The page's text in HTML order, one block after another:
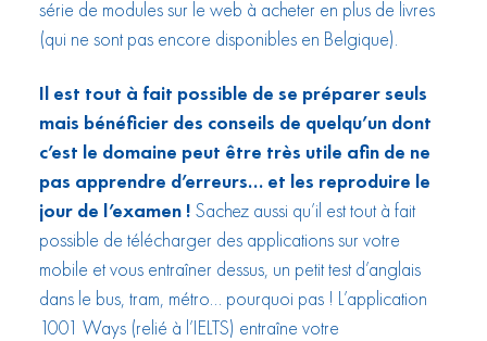
série de modules sur le web à acheter en plus de livres
(qui ne sont pas encore disponibles en Belgique).
Il est tout à fait possible de se préparer seuls
mais bénéficier des conseils de quelqu’un dont
c’est le domaine peut être très utile afin de ne
pas apprendre d’erreurs… et les reproduire le
jour de l’examen ! Sachez aussi qu’il est tout à fait
possible de télécharger des applications sur votre
mobile et vous entraîner dessus, un petit test d’anglais
dans le bus, tram, métro… pourquoi pas ! L’application
1001 Ways (relié à l’IELTS) entraîne votre